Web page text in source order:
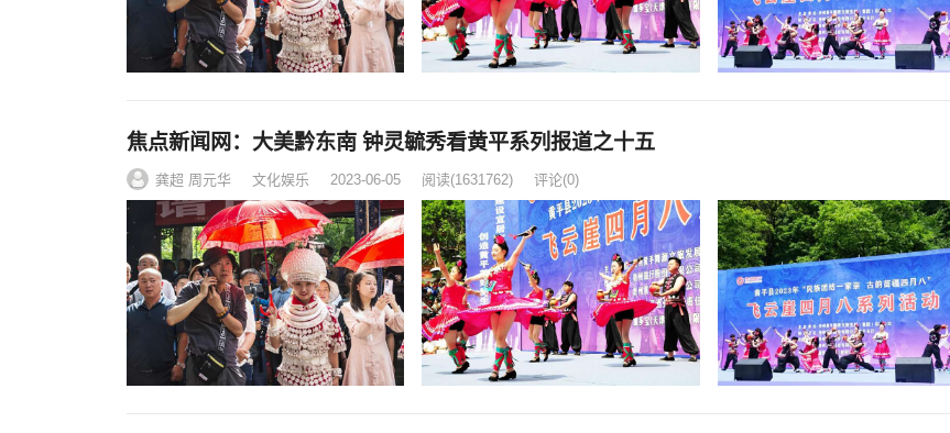
焦点新闻网：大美黔东南 钟灵毓秀看黄平系列报道之十五
龚超 周元华 文化娱乐 2023-06-05 阅读(1631762) 评论(0)